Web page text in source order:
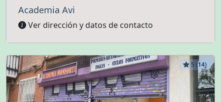
Academia Avi
Ver dirección y datos de contacto
5 (14)